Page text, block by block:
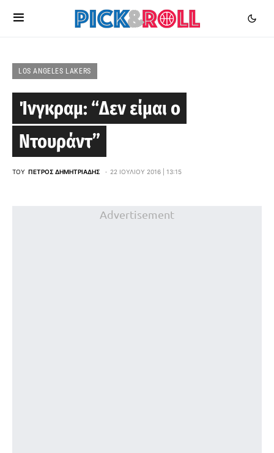
LOS ANGELES LAKERS
Ίνγκραμ: “Δεν είμαι ο
Ντουράντ”
ΤΟΥ ΠΈΤΡΟΣ ΔΗΜΗΤΡΙΆΔΗΣ 22 ΙΟΥΛΊΟΥ 2016 | 13:15
Advertisement